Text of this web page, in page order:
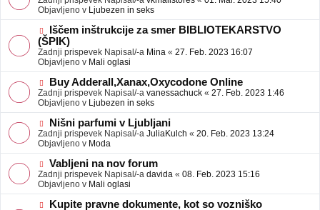
j
a
v
e
v
e
o
b
j
a
v
e
Objavljeno v Ljubezen in seks
N
o
v
e
o
b
j
a
v
e
Iščem inštrukcije za smer BIBLIOTEKARSTVO
(ŠPIK)
Zadnji prispevek Napisal/-a Mina « 27. Feb. 2023 16:07
Objavljeno v Mali oglasi
N
o
v
e
o
b
j
a
v
e
Buy Adderall,Xanax,Oxycodone Online
Zadnji prispevek Napisal/-a vanessachuck « 27. Feb. 2023 1:46
Objavljeno v Ljubezen in seks
N
o
v
e
o
b
j
a
v
Nišni parfumi v Ljubljani
Zadnji prispevek Napisal/-a JuliaKulch « 20. Feb. 2023 13:24
Objavljeno v Moda
N
o
v
e
o
Vabljeni na nov forum
Zadnji prispevek Napisal/-a davida « 08. Feb. 2023 15:16
Objavljeno v Mali oglasi
NKupite pravne dokumente, kot so vozniško